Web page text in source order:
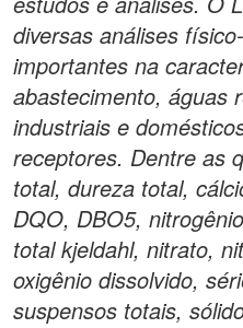
diversas análises
importantes na
abastecimento, águas
industriais e
receptores. Dentre as
total, dureza total,
DQO, DBO5,
total kjeldahl, nitrato,
oxigênio dissolvido,
suspensos totais,